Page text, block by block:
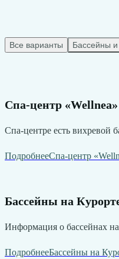
Все варианты Бассейны
Cпа-центр
Cпа-центре есть вихревой
ПодробнееCпа-центр
Бассейны на
Информация о бассейнах
ПодробнееБассейны на